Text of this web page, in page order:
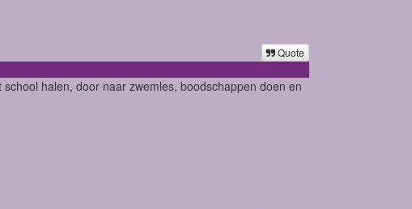
Quote
halen, door naar zwemles, boodschappen doen en